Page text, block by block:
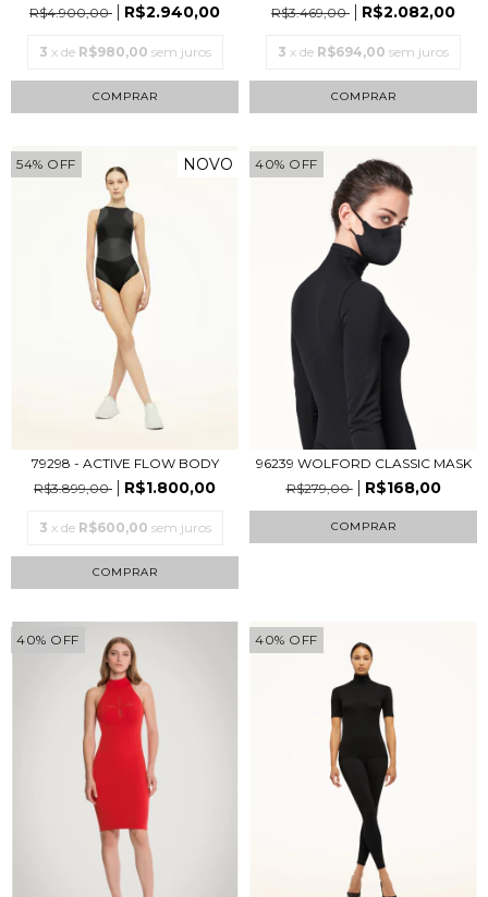
R$4.900,00
R$2.940,00
3 x de R$980,00 sem juros
COMPRAR
R$3.469,00
R$2.082,00
3 x de R$694,00 sem juros
COMPRAR
54% OFF NOVO
79298 - ACTIVE FLOW BODY
R$3.899,00
R$1.800,00
3 x de R$600,00 sem juros
COMPRAR
40% OFF
96239 WOLFORD CLASSIC MASK
R$279,00
R$168,00
COMPRAR
40% OFF 40% OFF